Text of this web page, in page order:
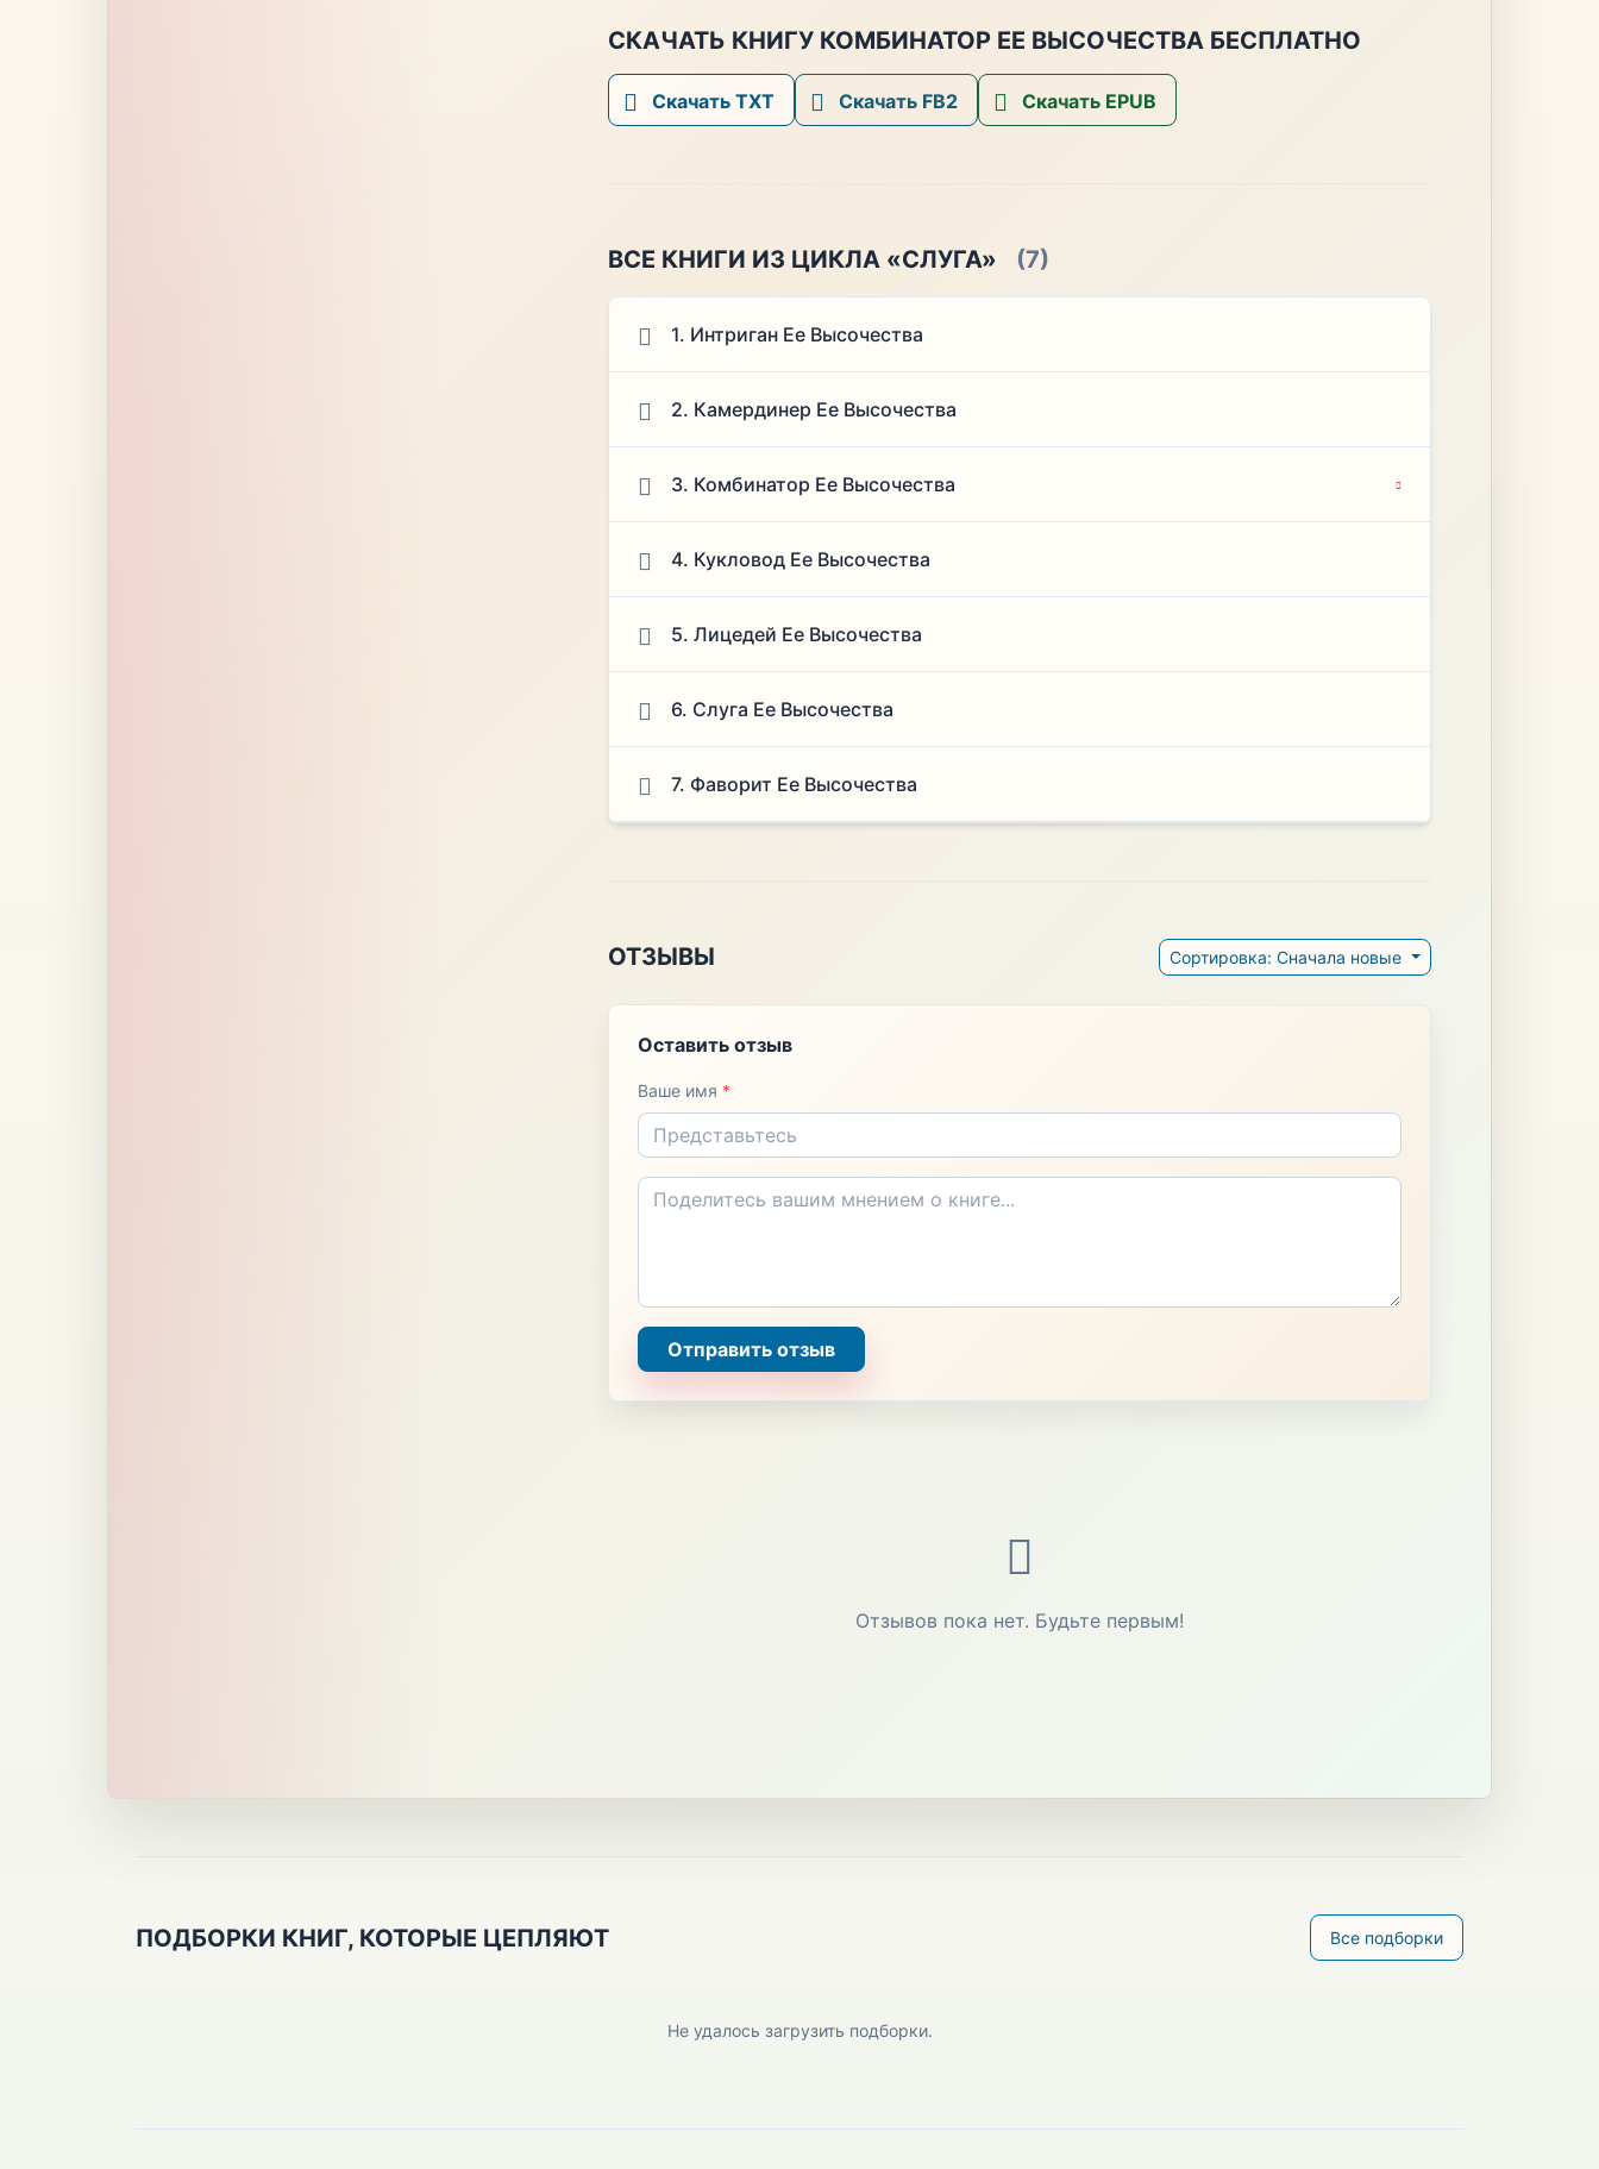
СКАЧАТЬ КНИГУ КОМБИНАТОР ЕЕ ВЫСОЧЕСТВА БЕСПЛАТНО
Скачать TXT Скачать FB2 Скачать EPUB
ВСЕ КНИГИ ИЗ ЦИКЛА «СЛУГА» (7)
1. Интриган Ее Высочества
2. Камердинер Ее Высочества
3. Комбинатор Ее Высочества
4. Кукловод Ее Высочества
5. Лицедей Ее Высочества
6. Слуга Ее Высочества
7. Фаворит Ее Высочества
ОТЗЫВЫ Сортировка: Сначала новые
Оставить отзыв
Ваше имя *
Отправить отзыв
Отзывов пока нет. Будьте первым!
ПОДБОРКИ КНИГ, КОТОРЫЕ ЦЕПЛЯЮТ Все подборки
Не удалось загрузить подборки.